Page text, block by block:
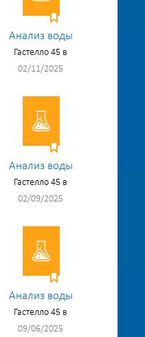
Анализ воды
Гастелло 45 в
02/11/2025
Анализ воды
Гастелло 45 в
02/09/2025
Анализ воды
Гастелло 45 в
09/06/2025